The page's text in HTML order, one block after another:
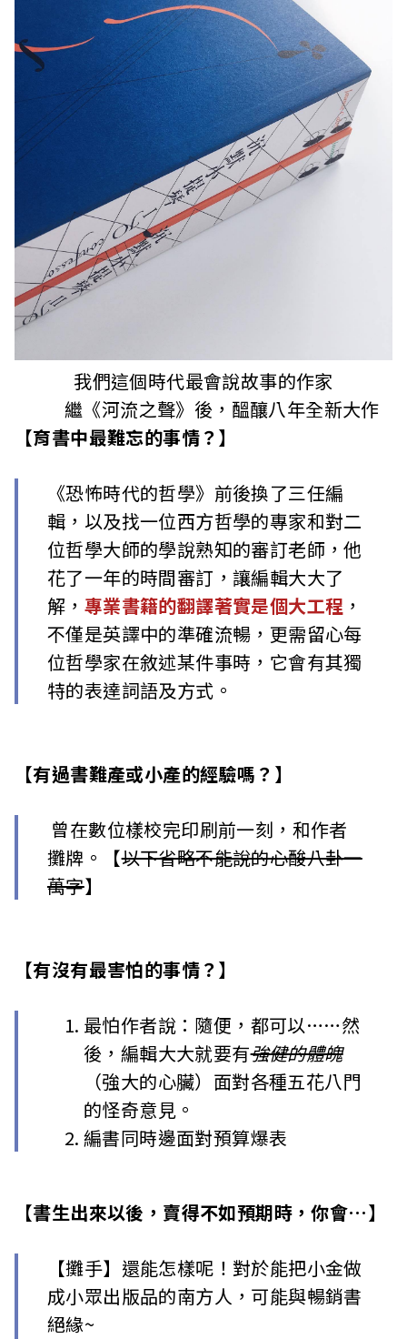
我們這個時代最會說故事的作家
繼《河流之聲》後，醞釀八年全新大作
【育書中最難忘的事情？】
《恐怖時代的哲學》前後換了三任編
輯，以及找一位西方哲學的專家和對二
位哲學大師的學說熟知的審訂老師，他
花了一年的時間審訂，讓編輯大大了
解， 專業書籍的翻譯著實是個大工程 ，
不僅是英譯中的準確流暢，更需留心每
位哲學家在敘述某件事時，它會有其獨
特的表達詞語及方式。
【有過書難產或小產的經驗嗎？】
曾在數位樣校完印刷前一刻，和作者
攤牌。【以下省略不能說的心酸八卦一
萬字】
【有沒有最害怕的事情？】
最怕作者說：隨便，都可以……然
後，編輯大大就要有強健的體魄
（強大的心臟）面對各種五花八門
的怪奇意見。
編書同時邊面對預算爆表
【書生出來以後，賣得不如預期時，你會…】
【攤手】還能怎樣呢！對於能把小金做
成小眾出版品的南方人，可能與暢銷書
絕緣~